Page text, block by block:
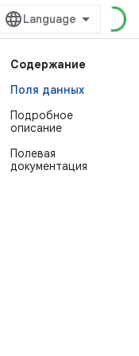
Содержание
Поля данных
Подробное
описание
Полевая
документация